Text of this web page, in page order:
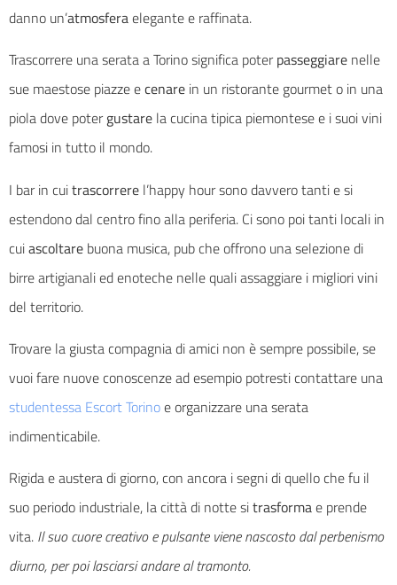
danno un’atmosferaelegante e raffinata.
Trascorrere una serata a Torino significa poterpasseggiare nelle
sue maestose piazze ecenare in un ristorante gourmet o in una
piola dove potergustare la cucina tipica piemontese e i suoi vini
famosi in tutto il mondo.
I bar in cuitrascorrere l’happy hour sono davvero tanti e si
estendono dal centro fino alla periferia. Ci sono poi tanti locali in
cuiascoltare buona musica, pub che offrono una selezione di
birre artigianali ed enoteche nelle quali assaggiare i migliori vini
del territorio.
Trovare la giusta compagnia di amici non è sempre possibile, se
vuoi fare nuove conoscenze ad esempio potresti contattare una
studentessa Escort Torinoe organizzare una serata
indimenticabile.
Rigida e austera di giorno, con ancora i segni di quello che fu il
suo periodo industriale, la città di notte sitrasformae prende
vita. Il suo cuore creativo e pulsante viene nascosto dal perbenismo
diurno, per poi lasciarsi andare al tramonto.